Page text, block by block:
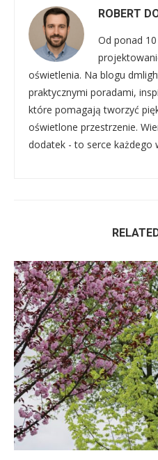
ROBERT
Od ponad
oświetlenia. Na blogu
praktycznymi poradami,
które pomagają tworzyć
oświetlone przestrzenie.
dodatek - to serce każdego